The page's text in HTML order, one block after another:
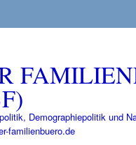
Demographiepolitik und
familienbuero.de